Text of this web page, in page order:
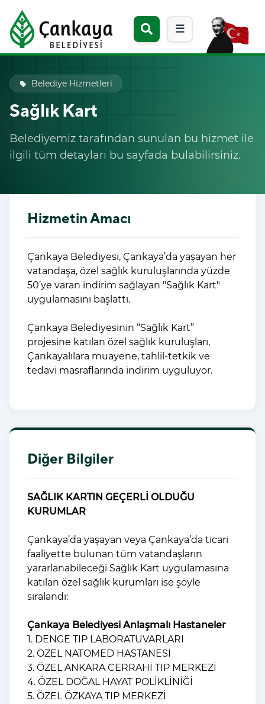
☰
local_offer Belediye Hizmetleri
Sağlık Kart
Belediyemiz tarafından sunulan bu hizmet ile
ilgili tüm detayları bu sayfada bulabilirsiniz.
Hizmetin Amacı
Çankaya Belediyesi, Çankaya’da yaşayan her
vatandaşa, özel sağlık kuruluşlarında yüzde
50’ye varan indirim sağlayan "Sağlık Kart"
uygulamasını başlattı.
Çankaya Belediyesinin “Sağlık Kart”
projesine katılan özel sağlık kuruluşları,
Çankayalılara muayene, tahlil-tetkik ve
tedavi masraflarında indirim uyguluyor.
Diğer Bilgiler
SAĞLIK KARTIN GEÇERLİ OLDUĞU
KURUMLAR
Çankaya’da yaşayan veya Çankaya’da ticari
faaliyette bulunan tüm vatandaşların
yararlanabileceği Sağlık Kart uygulamasına
katılan özel sağlık kurumları ise şöyle
sıralandı:
Çankaya Belediyesi Anlaşmalı Hastaneler
1. DENGE TIP LABORATUVARLARI
2. ÖZEL NATOMED HASTANESİ
3. ÖZEL ANKARA CERRAHİ TIP MERKEZİ
4. ÖZEL DOĞAL HAYAT POLİKLİNİĞİ
5. ÖZEL ÖZKAYA TIP MERKEZİ